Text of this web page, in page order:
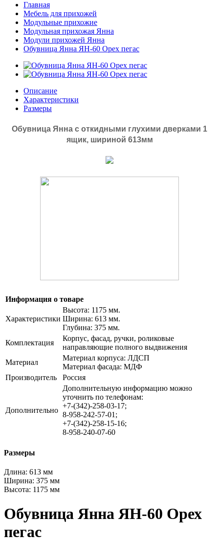
Главная
Мебель для прихожей
Модульные прихожие
Модульная прихожая Янна
Модули прихожей Янна
Обувница Янна ЯН-60 Орех пегас
Описание
Характеристики
Размеры
Обувница Янна с откидными глухими дверками 1
ящик, шириной 613мм
Информация о товаре
Характеристики
Высота: 1175 мм.
Ширина: 613 мм.
Глубина: 375 мм.
Комплектация
Корпус, фасад, ручки, роликовые
направляющие полного выдвижения
Материал
Материал корпуса: ЛДСП
Материал фасада: МДФ
Производитель
Россия
Дополнительно
Дополнительную информацию можно
уточнить по телефонам:
+7-(342)-258-03-17;
8-958-242-57-01;
+7-(342)-258-15-16;
8-958-240-07-60
Размеры
Длина: 613 мм
Ширина: 375 мм
Высота: 1175 мм
Обувница Янна ЯН-60 Орех
пегас